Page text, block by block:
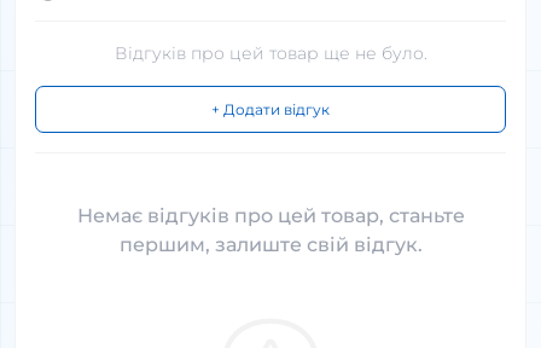
Відгуків про цей товар ще не було.
+ Додати відгук
Немає відгуків про цей товар, станьте
першим, залиште свій відгук.